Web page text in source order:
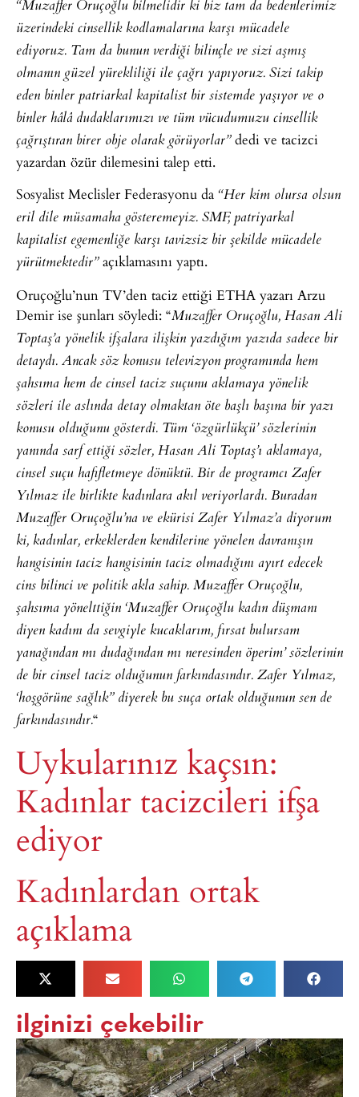
“Muzaffer Oruçoğlu bilmelidir ki biz tam da bedenlerimiz
üzerindeki cinsellik kodlamalarına karşı mücadele
ediyoruz. Tam da bunun verdiği bilinçle ve sizi aşmış
olmanın güzel yürekliliği ile çağrı yapıyoruz. Sizi takip
eden binler patriarkal kapitalist bir sistemde yaşıyor ve o
binler hâlâ dudaklarımızı ve tüm vücudumuzu cinsellik
çağrıştıran birer obje olarak görüyorlar”dedi ve tacizci
yazardan özür dilemesini talep etti.
Sosyalist Meclisler Federasyonu da “Her kim olursa olsun
eril dile müsamaha gösteremeyiz. SMF, patriyarkal
kapitalist egemenliğe karşı tavizsiz bir şekilde mücadele
yürütmektedir”açıklamasını yaptı.
Oruçoğlu’nun TV’den taciz ettiği ETHA yazarı Arzu
Demir ise şunları söyledi: “Muzaffer Oruçoğlu, Hasan Ali
Toptaş’a yönelik ifşalara ilişkin yazdığım yazıda sadece bir
detaydı. Ancak söz konusu televizyon programında hem
şahsıma hem de cinsel taciz suçunu aklamaya yönelik
sözleri ile aslında detay olmaktan öte başlı başına bir yazı
konusu olduğunu gösterdi. Tüm ‘özgürlükçü’ sözlerinin
yanında sarf ettiği sözler, Hasan Ali Toptaş’ı aklamaya,
cinsel suçu hafifletmeye dönüktü. Bir de programcı Zafer
Yılmaz ile birlikte kadınlara akıl veriyorlardı. Buradan
Muzaffer Oruçoğlu’na ve ekürisi Zafer Yılmaz’a diyorum
ki, kadınlar, erkeklerden kendilerine yönelen davranışın
hangisinin taciz hangisinin taciz olmadığını ayırt edecek
cins bilinci ve politik akla sahip. Muzaffer Oruçoğlu,
şahsıma yönelttiğin ‘Muzaffer Oruçoğlu kadın düşmanı
diyen kadını da sevgiyle kucaklarım, fırsat bulursam
yanağından mı dudağından mı neresinden öperim’ sözlerinin
de bir cinsel taciz olduğunun farkındasındır. Zafer Yılmaz,
‘hoşgörüne sağlık” diyerek bu suça ortak olduğunun sen de
farkındasındır.“
Uykularınız kaçsın:
Kadınlar tacizcileri ifşa
ediyor
Kadınlardan ortak
açıklama
ilginizi çekebilir